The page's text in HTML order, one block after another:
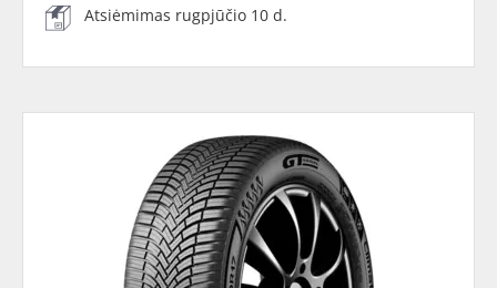
Atsiėmimas rugpjūčio 10 d.